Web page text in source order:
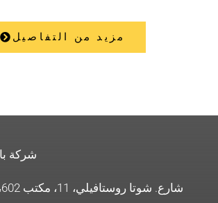
مزيد من التفاصيل
شركة
شارع. شوتا روستافيلي، 11، مكتب 602، كييف، 01001